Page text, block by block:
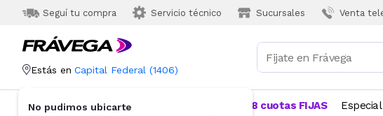
Seguí tu compra Servicio técnico Sucursales Venta
Estás en Capital Federal (1406)
No pudimos ubicarte
Categorías Más Vendidos 18 cuotas FIJAS